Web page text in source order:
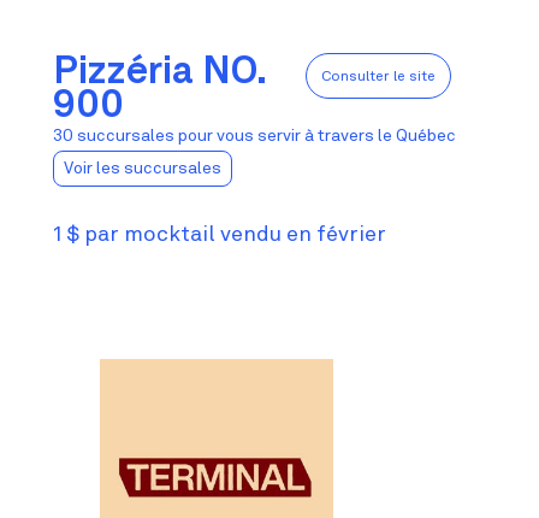
Pizzéria NO.
900
Consulter le site
30 succursales pour vous servir à travers le Québec
Voir les succursales
1 $ par mocktail vendu en février